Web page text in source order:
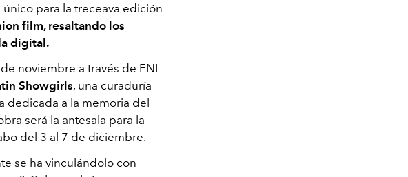
para la treceava edición
film, resaltando los
digital.
noviembre a través de FNL
Showgirls, una curaduría
dedicada a la memoria del
será la antesala para la
del 3 al 7 de diciembre.
se ha vinculándolo con